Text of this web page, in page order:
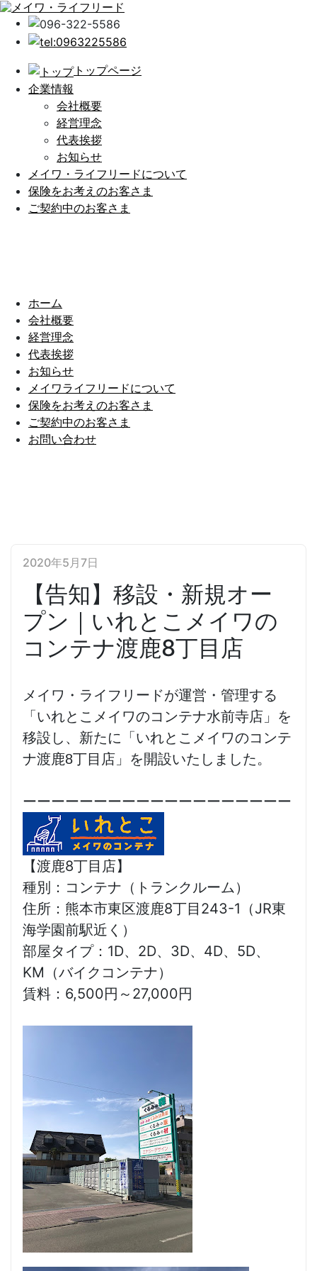
トップページ
企業情報
会社概要
経営理念
代表挨拶
お知らせ
メイワ・ライフリードについて
保険をお考えのお客さま
ご契約中のお客さま
ホーム
会社概要
経営理念
代表挨拶
お知らせ
メイワライフリードについて
保険をお考えのお客さま
ご契約中のお客さま
お問い合わせ
2020年5月7日
【告知】移設・新規オー
プン｜いれとこメイワの
コンテナ渡鹿8丁目店
メイワ・ライフリードが運営・管理する
「いれとこメイワのコンテナ水前寺店」を
移設し、新たに「いれとこメイワのコンテ
ナ渡鹿8丁目店」を開設いたしました。
ーーーーーーーーーーーーーーーーーーー
【渡鹿8丁目店】
種別：コンテナ（トランクルーム）
住所：熊本市東区渡鹿8丁目243-1（JR東
海学園前駅近く）
部屋タイプ：1D、2D、3D、4D、5D、
KM（バイクコンテナ）
賃料：6,500円～27,000円